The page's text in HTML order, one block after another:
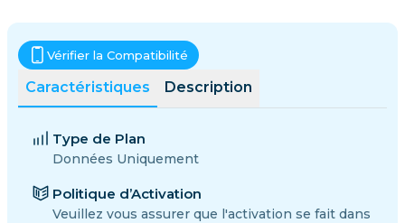
Caractéristiques Description
Vérifier la Compatibilité
Type de Plan
Données Uniquement
Politique d’Activation
Veuillez vous assurer que l'activation se fait dans